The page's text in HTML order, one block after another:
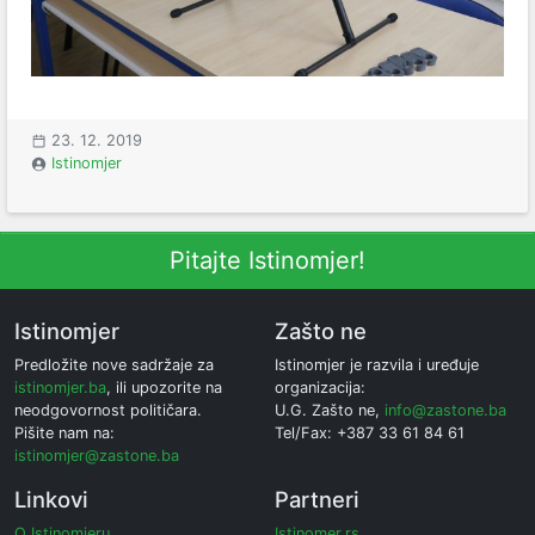
23. 12. 2019
Istinomjer
Pitajte Istinomjer!
Istinomjer
Predložite nove sadržaje za
istinomjer.ba, ili upozorite na
neodgovornost političara.
Pišite nam na:
istinomjer@zastone.ba
Zašto ne
Istinomjer je razvila i uređuje
organizacija:
U.G. Zašto ne, info@zastone.ba
Tel/Fax: +387 33 61 84 61
Linkovi Partneri